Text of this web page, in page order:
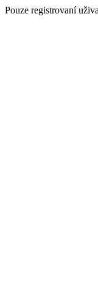
Pouze registrovaní